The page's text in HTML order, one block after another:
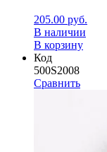
205.00 руб.
В наличии
В корзину
Код
500S2008
Сравнить